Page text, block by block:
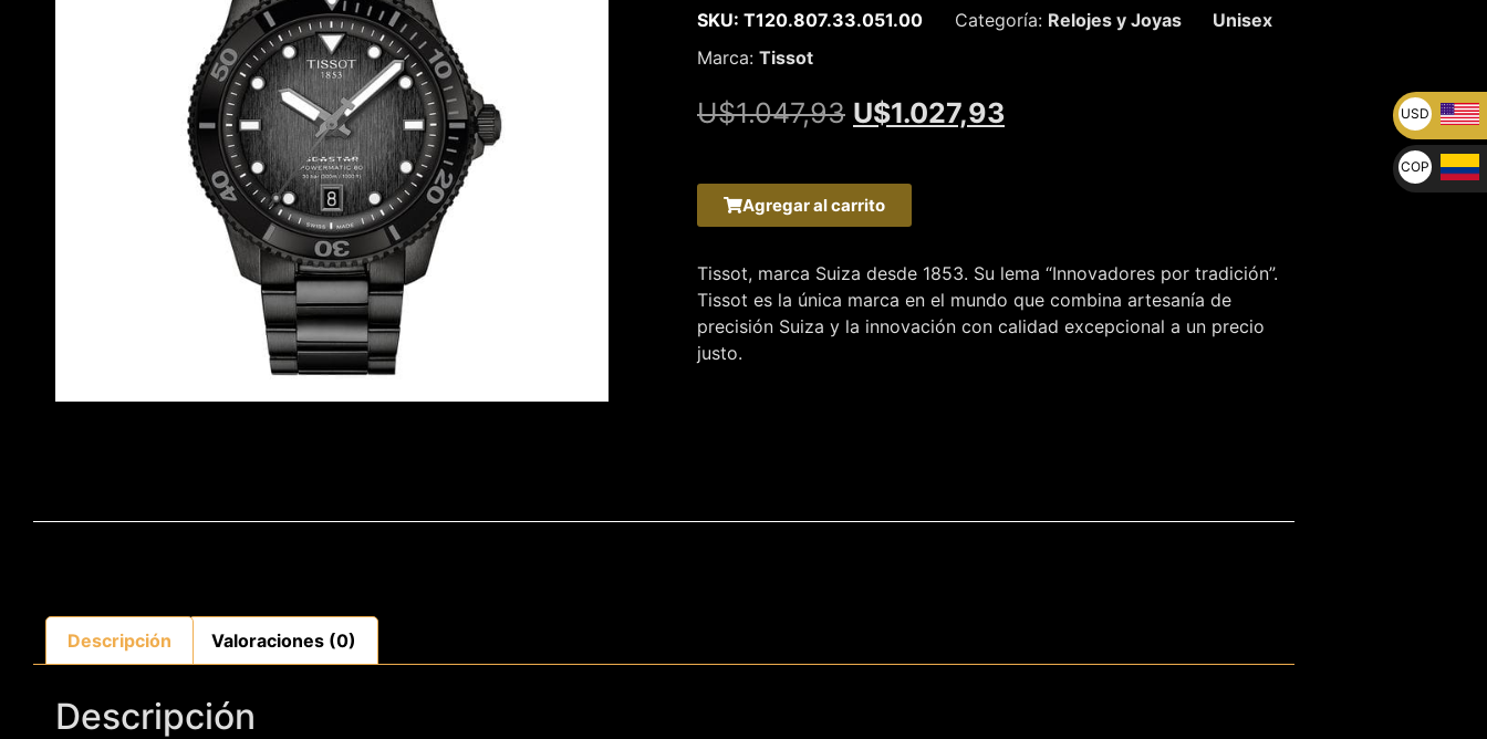
SKU: T120.807.33.051.00 Categoría: Relojes y Joyas
Unisex
Marca: Tissot
U$1.047,93 U$1.027,93
Agregar al carrito
Tissot, marca Suiza desde 1853. Su lema “Innovadores por tradición”.
Tissot es la única marca en el mundo que combina artesanía de
precisión Suiza y la innovación con calidad excepcional a un precio
justo.
Descripción Valoraciones (0)
Descripción
USD
U$
COP
$